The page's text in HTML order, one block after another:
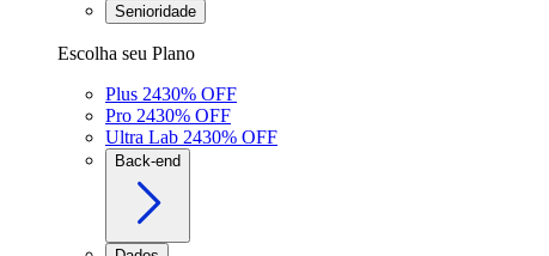
Senioridade
Escolha seu Plano
Plus 2430% OFF
Pro 2430% OFF
Ultra Lab 2430% OFF
Back-end